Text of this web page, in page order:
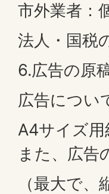
市外業者：
法人・国税
6.広告の原
広告につい
A4サイズ
また、広告
（最大で